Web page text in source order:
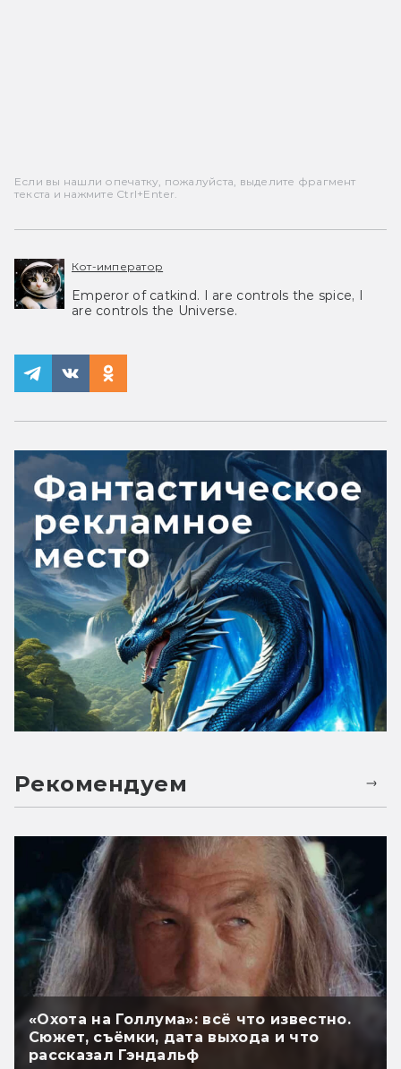
Если вы нашли опечатку, пожалуйста, выделите фрагмент
текста и нажмите Ctrl+Enter.
Кот-император
Emperor of catkind. I are controls the spice, I
are controls the Universe.
Рекомендуем
«Охота на Голлума»: всё что известно.
Сюжет, съёмки, дата выхода и что
рассказал Гэндальф